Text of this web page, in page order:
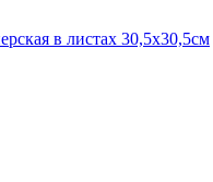
в листах 30,5х30,5см